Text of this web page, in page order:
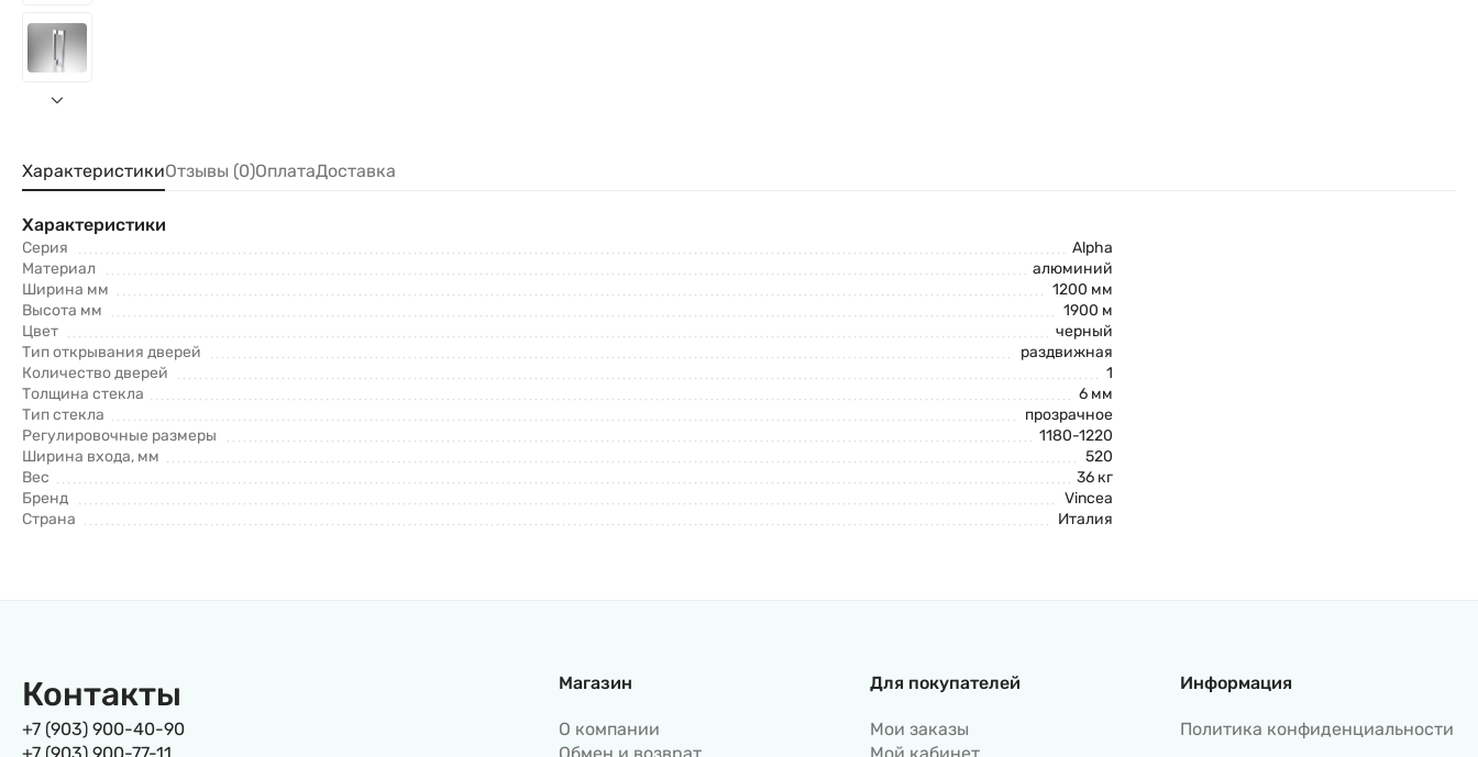
ХарактеристикиОтзывы (0)ОплатаДоставка
Характеристики
Серия
Alpha
Материал
алюминий
Ширина мм
1200 мм
Высота мм
1900 м
Цвет
черный
Тип открывания дверей
раздвижная
Количество дверей
1
Толщина стекла
6 мм
Тип стекла
прозрачное
Регулировочные размеры
1180-1220
Ширина входа, мм
520
Вес
36 кг
Бренд
Vincea
Страна
Италия
Контакты
+7 (903) 900-40-90
Магазин
О компании
Для покупателей
Мои заказы
Информация
Политика конфиденциальности